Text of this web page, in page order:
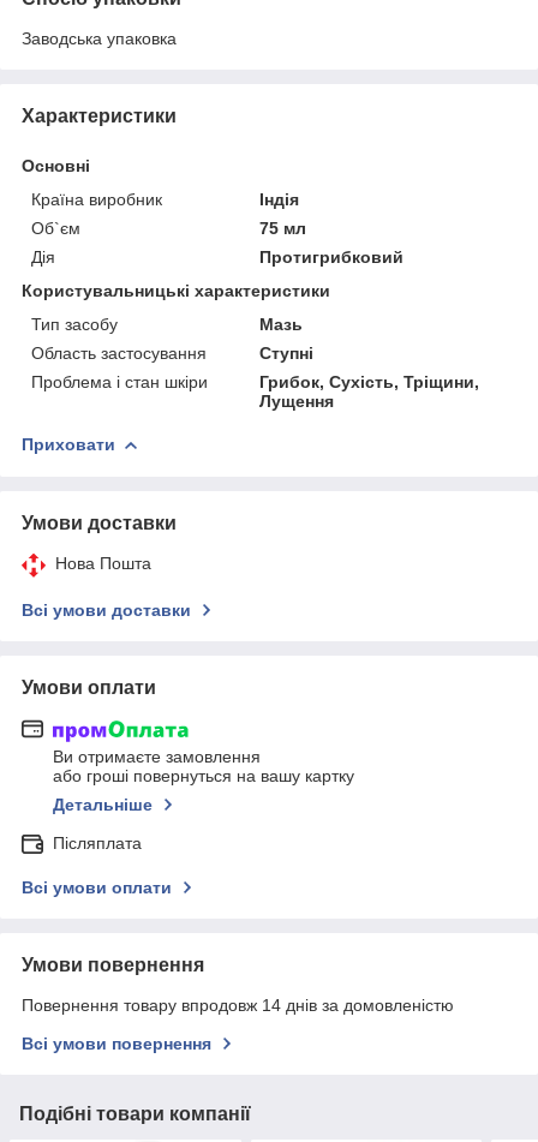
Заводська упаковка
Характеристики
Основні
Країна виробник
Індія
Об`єм
75 мл
Дія
Протигрибковий
Користувальницькі характеристики
Тип засобу
Мазь
Область застосування
Ступні
Проблема і стан шкіри
Грибок, Сухість, Тріщини,
Лущення
Приховати
Умови доставки
Нова Пошта
Всі умови доставки
Умови оплати
Ви отримаєте замовлення
або гроші повернуться на вашу картку
Детальніше
Післяплата
Всі умови оплати
Умови повернення
Повернення товару впродовж 14 днів за домовленістю
Всі умови повернення
Подібні товари компанії